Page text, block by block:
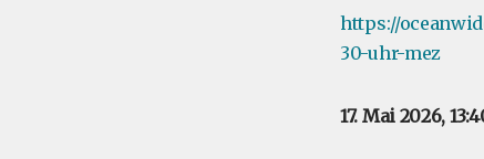
https://
30-uhr-mez
17. Mai 2026,